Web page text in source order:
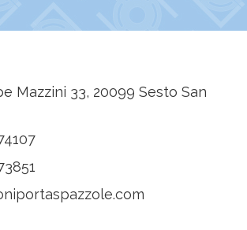
Mazzini 33, 20099 Sesto San